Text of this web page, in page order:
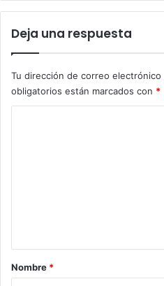
Deja una respuesta
Tu dirección de correo electrónico
obligatorios están marcados con *
rNombre *